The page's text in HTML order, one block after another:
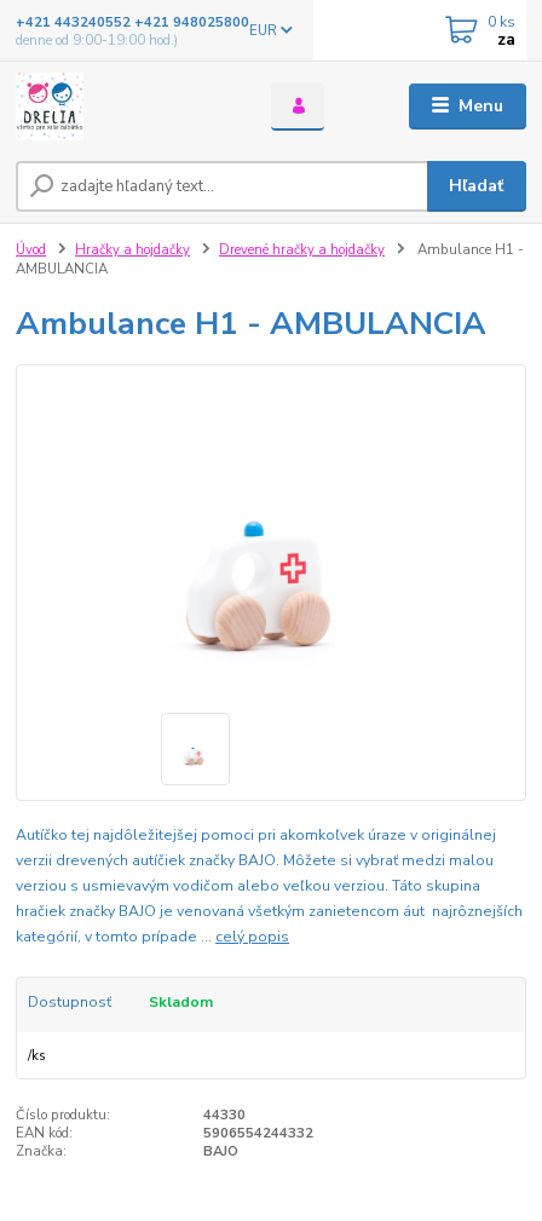
Menu
EUR
Hľadať
+421 443240552 +421 948025800
denne od 9:00-19:00 hod.)
0 ks
za
Úvod Hračky a hojdačky Drevené hračky a hojdačky
Ambulance H1 -
AMBULANCIA
Ambulance H1 - AMBULANCIA
Autíčko tej najdôležitejšej pomoci pri akomkoľvek úraze v originálnej
verzii drevených autíčiek značky BAJO. Môžete si vybrať medzi malou
verziou s usmievavým vodičom alebo veľkou verziou. Táto skupina
hračiek značky BAJO je venovaná všetkým zanietencom áut najrôznejších
kategórií, v tomto prípade ... celý popis
Dostupnosť Skladom
/ks
Číslo produktu:
44330
EAN kód:
5906554244332
Značka:
BAJO